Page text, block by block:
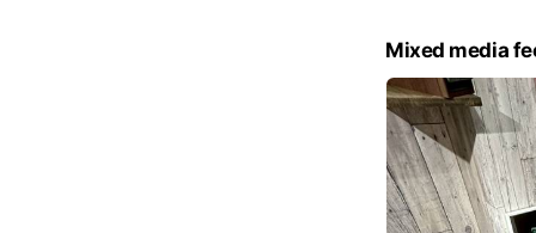
Mixed media